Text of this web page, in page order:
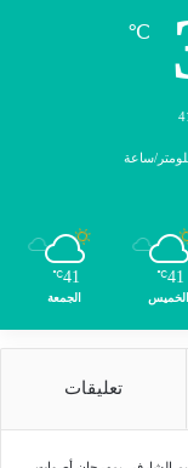
℃
41
℃
الخميس
41
℃
الجمعة
تعليقات